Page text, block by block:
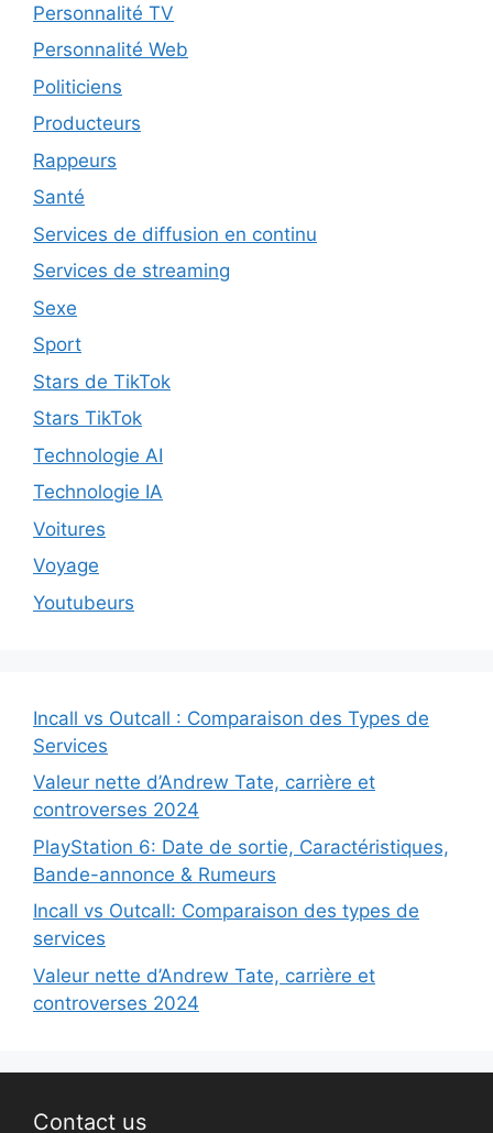
Personnalité TV
Personnalité Web
Politiciens
Producteurs
Rappeurs
Santé
Services de diffusion en continu
Services de streaming
Sexe
Sport
Stars de TikTok
Stars TikTok
Technologie AI
Technologie IA
Voitures
Voyage
Youtubeurs
Incall vs Outcall : Comparaison des Types de
Services
Valeur nette d’Andrew Tate, carrière et
controverses 2024
PlayStation 6: Date de sortie, Caractéristiques,
Bande-annonce & Rumeurs
Incall vs Outcall: Comparaison des types de
services
Valeur nette d’Andrew Tate, carrière et
controverses 2024
Contact us